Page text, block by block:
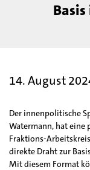
14. August
Der innenpolitische
Watermann, hat eine
Fraktions-
direkte Draht zur
Mit diesem Format